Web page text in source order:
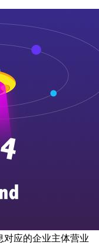
对应的企业主体营业